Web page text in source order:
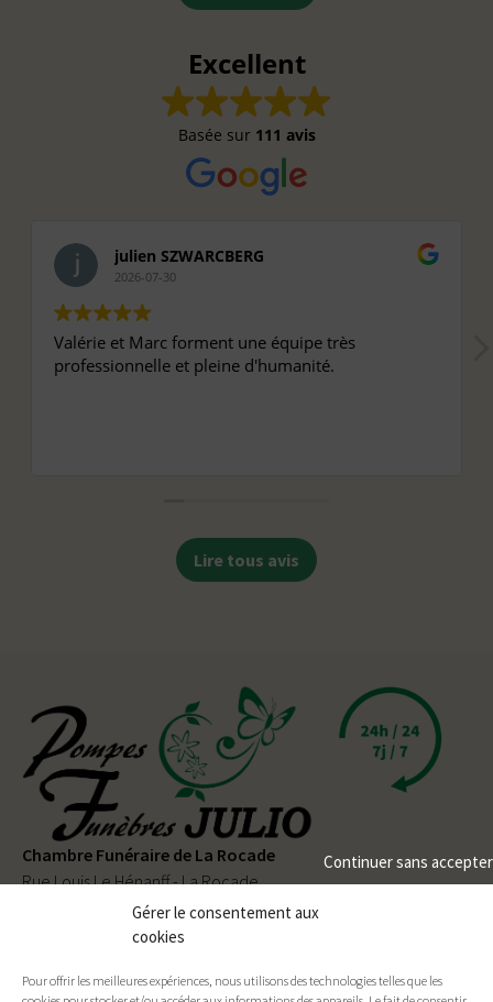
Gérer le consentement aux
cookies
Pour offrir les meilleures expériences, nous utilisons des technologies telles que les
Continuer sans accepter
Excellent
Basée sur 111 avis
julien SZWARCBERG
2026-07-30
Valérie et Marc forment une équipe très
professionnelle et pleine d'humanité.
Lire tous avis
Chambre Funéraire de La Rocade
Rue Louis Le Hénanff - La Rocade
56330 PLUVIGNER
02 97 50 90 80
Permanence téléphonique24h/24et7j/7